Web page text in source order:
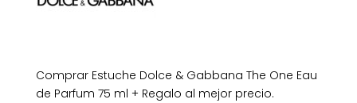
Comprar Estuche Dolce & Gabbana The One Eau
de Parfum 75 ml + Regalo al mejor precio.